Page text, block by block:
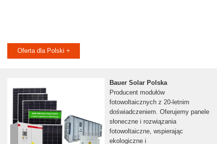
Oferta dla Polski +
Bauer Solar Polska
Producent modułów
fotowoltaicznych z 20-letnim
doświadczeniem. Oferujemy panele
słoneczne i rozwiązania
fotowoltaiczne, wspierając
ekologiczne i